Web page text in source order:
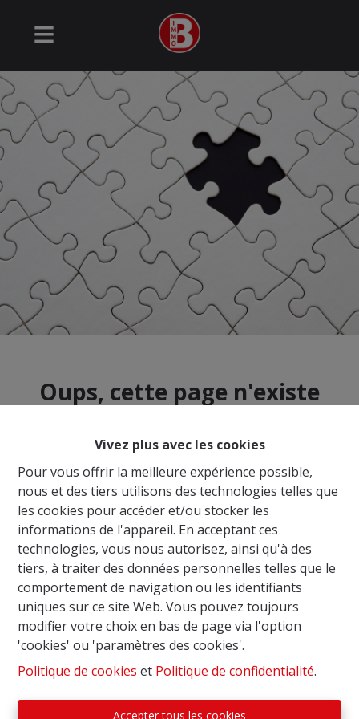
Vivez plus avec les cookies
Pour vous offrir la meilleure expérience possible,
nous et des tiers utilisons des technologies telles que
les cookies pour accéder et/ou stocker les
informations de l'appareil. En acceptant ces
technologies, vous nous autorisez, ainsi qu'à des
tiers, à traiter des données personnelles telles que le
comportement de navigation ou les identifiants
uniques sur ce site Web. Vous pouvez toujours
modifier votre choix en bas de page via l'option
'cookies' ou 'paramètres des cookies'.
Politique de cookies et Politique de confidentialité.
Accepter tous les cookies
Oups, cette page n'existe
À Vendre À Louer